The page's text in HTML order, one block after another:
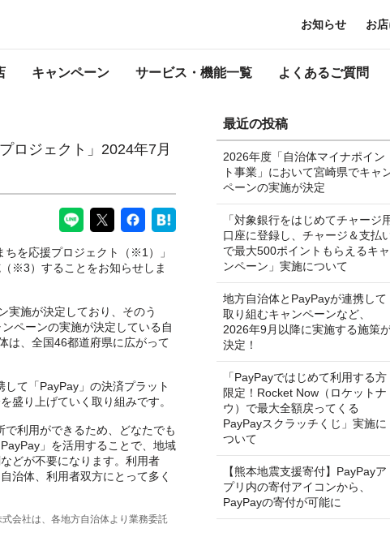
キャンペーン サービス・機能一覧 よくあるご質問
お知らせ お
らのお知らせ
ロジェクト」2024年7月
を応援プロジェクト（※1）」
※3）することをお知らせしま
実施が決定しており、そのう
ペーンの実施が決定している自
は、全国46都道府県に広がって
して「PayPay」の決済プラット
盛り上げていく取り組みです。
で利用ができるため、どなたでも
」を活用することで、地域
どが不要になります。利用者
治体、利用者双方にとって多く
会社は、各地方自治体より業務委託
最近の投稿
2026年度「自治体マイナポイン
ト事業」において宮崎県でキャ
ペーンの実施が決定
「対象銀行をはじめてチャージ
口座に登録し、チャージ＆支払
で最大500ポイントもらえるキャ
ンペーン」実施について
地方自治体とPayPayが連携して
取り組むキャンペーンなど、
2026年9月以降に実施する施策
決定！
「PayPayではじめて利用する方
限定！Rocket Now（ロケットナ
ウ）で最大全額戻ってくる
PayPayスクラッチくじ」実施に
ついて
【熊本地震支援寄付】PayPayア
プリ内の寄付アイコンから、
PayPayの寄付が可能に